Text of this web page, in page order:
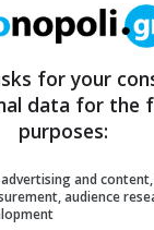
αλλάζουν
for your
data for the
purposes:
and
audience